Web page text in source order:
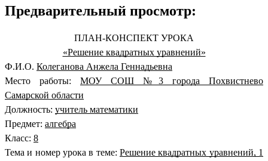
Предварительный просмотр:
ПЛАН-КОНСПЕКТ УРОКА
«Решение квадратных уравнений»
Ф.И.О. Колеганова Анжела Геннадьевна
Место работы: МОУ СОШ №3 города Похвистнево
Самарской области
Должность: учитель математики
Предмет: алгебра
Класс: 8
Тема и номер урока в теме: Решение квадратных уравнений, 1